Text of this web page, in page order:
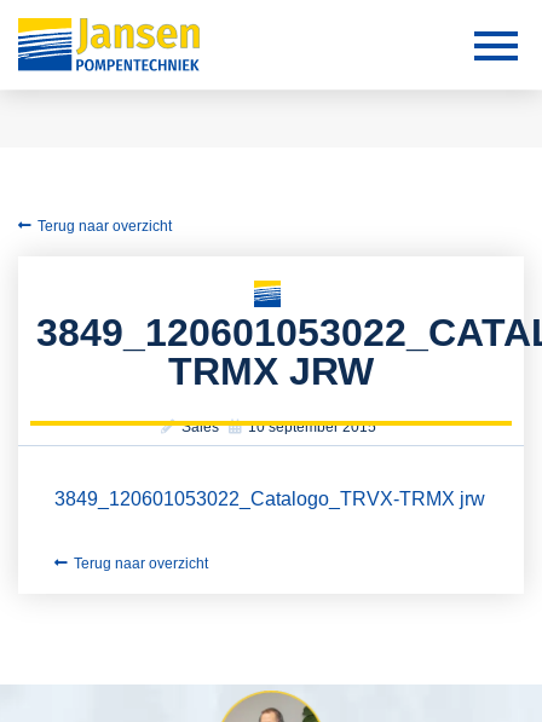
Terug naar overzicht
TRMX JRW
Sales 10 september 2015
3849_120601053022_Catalogo_TRVX-TRMX jrw
Terug naar overzicht